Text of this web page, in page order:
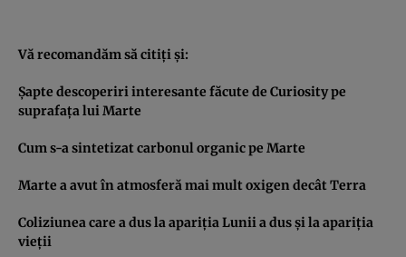
Vă recomandăm să citiţi şi:
Şapte descoperiri interesante făcute de Curiosity pe
suprafaţa lui Marte
Cum s-a sintetizat carbonul organic pe Marte
Marte a avut în atmosferă mai mult oxigen decât Terra
Coliziunea care a dus la apariţia Lunii a dus şi la apariţia
vieţii